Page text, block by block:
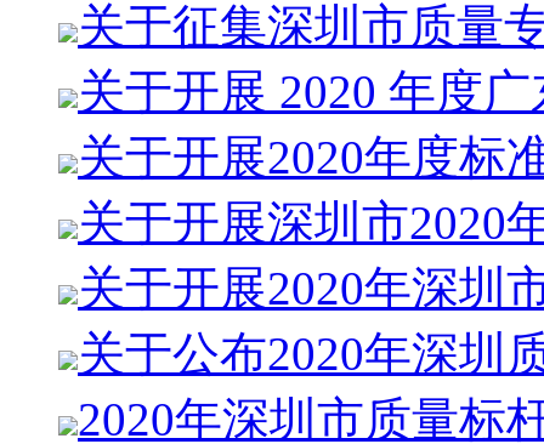
关于征集深圳市质量
关于开展 2020 年度
关于开展2020年度标
关于开展深圳市2020
关于开展2020年深圳
关于公布2020年深圳
2020年深圳市质量标